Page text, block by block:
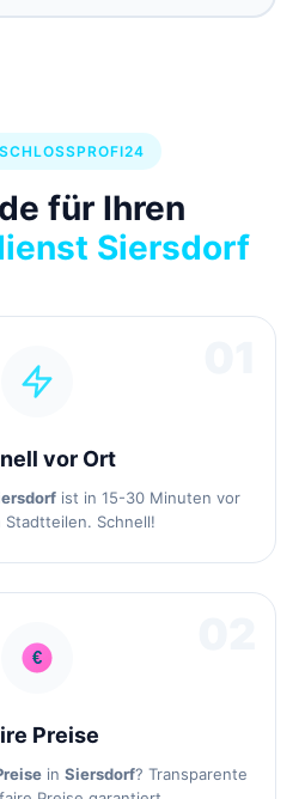
für Ihren
Siersdorf
vor Ort
ist in 15-30 Minuten vor
Stadtteilen. Schnell!
Preise
in Siersdorf? Transparente